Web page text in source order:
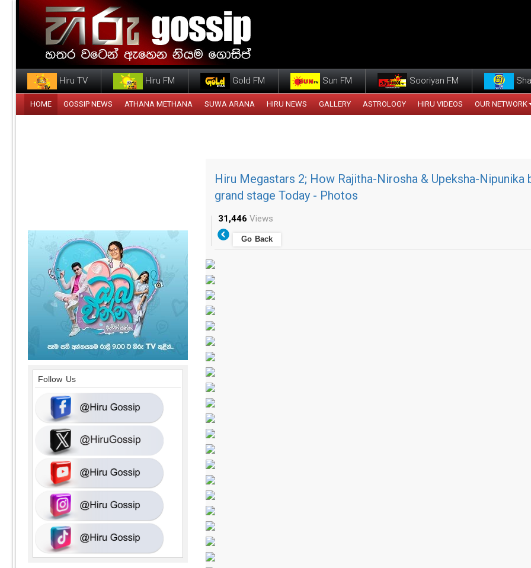
Hiru TV Hiru FM Gold FM Sun FM Sooriyan FM
HOME GOSSIP NEWS ATHANA METHANA SUWA ARANA HIRU NEWS GALLERY ASTROLOGY HIRU VIDEOS OUR NETWORK
Hiru Megastars 2; How Rajitha-Nirosha & Upeksha-Nipunika
grand stage Today - Photos
31,446 Views
Go Back
Follow Us